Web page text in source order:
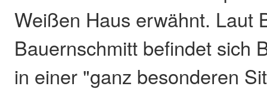
Weißen Haus erwähnt. Laut
Bauernschmitt befindet sich
in einer "ganz besonderen